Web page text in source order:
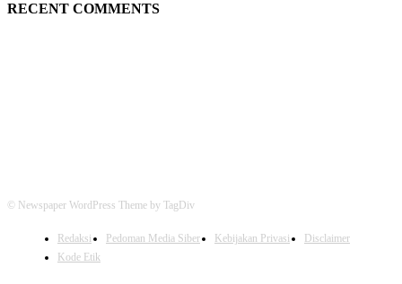
RECENT COMMENTS
© Newspaper WordPress Theme by TagDiv
Redaksi Pedoman Media Siber Kebijakan Privasi
Disclaimer
Kode Etik